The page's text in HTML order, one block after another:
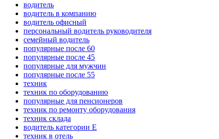
водитель
водитель в компанию
водитель офисный
персональный водитель руководителя
семейный водитель
популярные после 60
популярные после 45
популярные для мужчин
популярные после 55
техник
техник по оборудованию
популярные для пенсионеров
техник по ремонту оборудования
техник склада
водитель категории E
техник в отель